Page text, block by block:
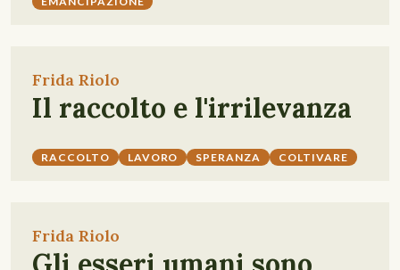
Frida Riolo
Il raccolto e l'irrilevanza
RACCOLTO LAVORO SPERANZA COLTIVARE
Frida Riolo